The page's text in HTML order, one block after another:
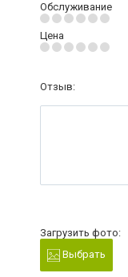
Обслуживание
Цена
Отзыв:
Загрузить фото:
Выбрать